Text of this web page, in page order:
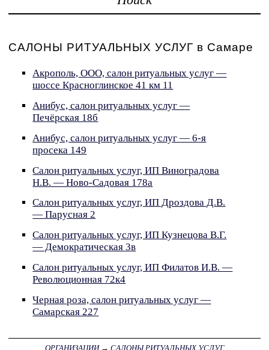
САЛОНЫ РИТУАЛЬНЫХ УСЛУГ в Самаре
Акрополь, ООО, салон ритуальных услуг —
шоссе Красноглинское 41 км 11
Анибус, салон ритуальных услуг —
Печёрская 18б
Анибус, салон ритуальных услуг — 6-я
просека 149
Салон ритуальных услуг, ИП Виноградова
Н.В. — Ново-Садовая 178а
Салон ритуальных услуг, ИП Дроздова Д.В.
— Парусная 2
Салон ритуальных услуг, ИП Кузнецова В.Г.
— Демократическая 3в
Салон ритуальных услуг, ИП Филатов И.В. —
Революционная 72к4
Черная роза, салон ритуальных услуг —
Самарская 227
ОРГАНИЗАЦИИ→ САЛОНЫ РИТУАЛЬНЫХ УСЛУГ